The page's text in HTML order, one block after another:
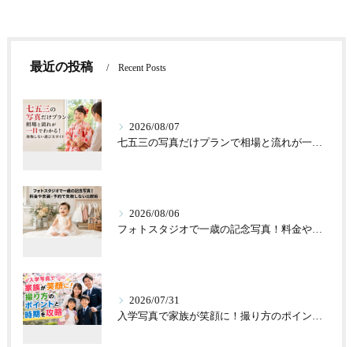
最近の投稿 Recent Posts
2026/08/07
七五三の写真だけプランで相場と流れが一目でわかる！後悔しない選び方ガイド
2026/08/06
フォトスタジオで一歳の記念写真！料金や衣装・予約で失敗しない比較術
2026/07/31